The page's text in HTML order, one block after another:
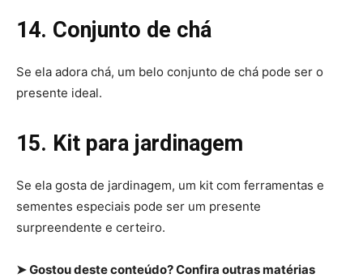
14. Conjunto de chá
Se ela adora chá, um belo conjunto de chá pode ser o
presente ideal.
15. Kit para jardinagem
Se ela gosta de jardinagem, um kit com ferramentas e
sementes especiais pode ser um presente
surpreendente e certeiro.
➤ Gostou deste conteúdo? Confira outras matérias